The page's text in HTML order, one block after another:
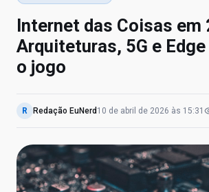
Internet das Coisas em
Arquiteturas, 5G e
o jogo
R Redação EuNerd 10 de abril de 2026 às 15:31